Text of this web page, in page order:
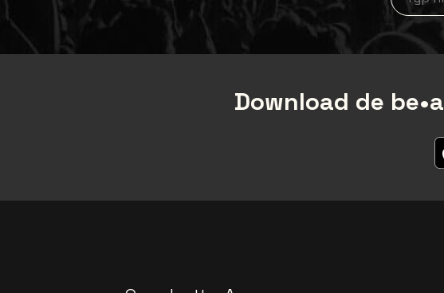
Download de